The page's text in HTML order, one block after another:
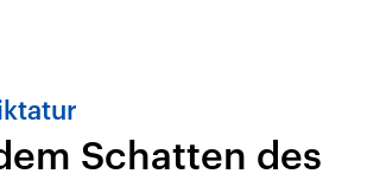
Iran
Faktenchecks
Schatten des